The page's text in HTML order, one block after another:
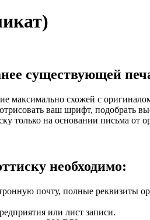
существующей
максимально схожей с
ваш шрифт, подобрать
только на основании письма от
необходимо:
почту, полные
или лист записи.